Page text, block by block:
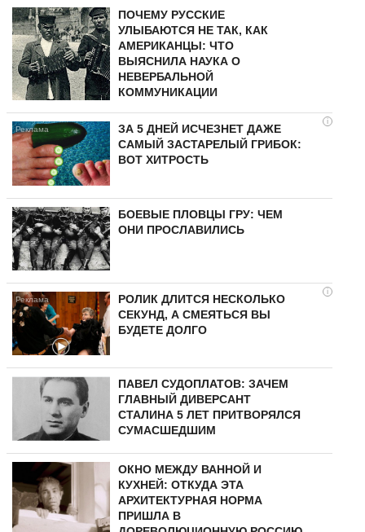
ПОЧЕМУ РУССКИЕ
УЛЫБАЮТСЯ НЕ ТАК, КАК
АМЕРИКАНЦЫ: ЧТО
ВЫЯСНИЛА НАУКА О
НЕВЕРБАЛЬНОЙ
КОММУНИКАЦИИ
i
ЗА 5 ДНЕЙ ИСЧЕЗНЕТ ДАЖЕ
САМЫЙ ЗАСТАРЕЛЫЙ ГРИБОК:
ВОТ ХИТРОСТЬ
БОЕВЫЕ ПЛОВЦЫ ГРУ: ЧЕМ
ОНИ ПРОСЛАВИЛИСЬ
i
РОЛИК ДЛИТСЯ НЕСКОЛЬКО
СЕКУНД, А СМЕЯТЬСЯ ВЫ
БУДЕТЕ ДОЛГО
ПАВЕЛ СУДОПЛАТОВ: ЗАЧЕМ
ГЛАВНЫЙ ДИВЕРСАНТ
СТАЛИНА 5 ЛЕТ ПРИТВОРЯЛСЯ
СУМАСШЕДШИМ
ОКНО МЕЖДУ ВАННОЙ И
КУХНЕЙ: ОТКУДА ЭТА
АРХИТЕКТУРНАЯ НОРМА
ПРИШЛА В